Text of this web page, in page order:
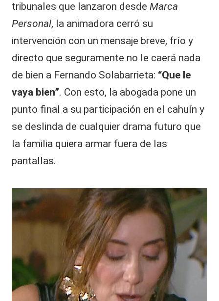
tribunales que lanzaron desde Marca
Personal, la animadora cerró su
intervención con un mensaje breve, frío y
directo que seguramente no le caerá nada
de bien a Fernando Solabarrieta: “Que le
vaya bien”. Con esto, la abogada pone un
punto final a su participación en el cahuín y
se deslinda de cualquier drama futuro que
la familia quiera armar fuera de las
pantallas.